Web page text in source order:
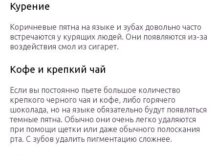
Курение
Коричневые пятна на языке и зубах довольно часто
встречаются у курящих людей. Они появляются из-за
воздействия смол из сигарет.
Кофе и крепкий чай
Если вы постоянно пьете большое количество
крепкого черного чая и кофе, либо горячего
шоколада, но на языке обязательно будут появляться
темные пятна. Обычно они очень легко удаляются
при помощи щетки или даже обычного полоскания
рта. С зубов удалить пигментацию сложнее.